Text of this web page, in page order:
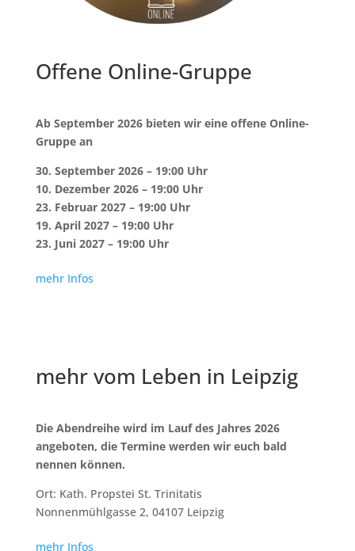
Offene Online-Gruppe
Ab September 2026 bieten wir eine offene Online-
Gruppe an
30. September 2026 – 19:00 Uhr
10. Dezember 2026 – 19:00 Uhr
23. Februar 2027 – 19:00 Uhr
19. April 2027 – 19:00 Uhr
23. Juni 2027 – 19:00 Uhr
mehr Infos
mehr vom Leben in Leipzig
Die Abendreihe wird im Lauf des Jahres 2026
angeboten, die Termine werden wir euch bald
nennen können.
Ort: Kath. Propstei St. Trinitatis
Nonnenmühlgasse 2, 04107 Leipzig
mehr Infos